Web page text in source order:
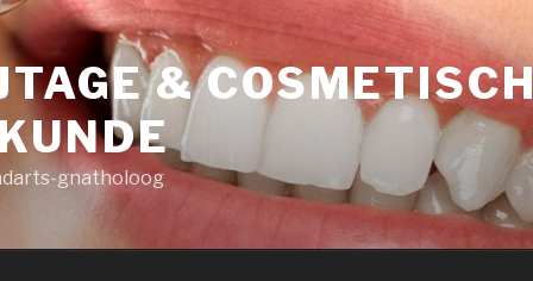
&
gnatholoog